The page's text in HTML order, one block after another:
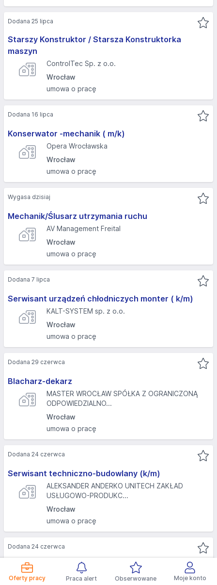
Oferty pracy Praca alert Obserwowane Moje konto
Starszy Konstruktor / Starsza Konstruktorka
maszyn
ControlTec Sp. z o.o.
Wrocław
umowa o pracę
Dodana 25 lipca
Konserwator -mechanik ( m/k)
Opera Wrocławska
Wrocław
umowa o pracę
Dodana 16 lipca
Mechanik/Ślusarz utrzymania ruchu
AV Management Freital
Wrocław
umowa o pracę
Wygasa dzisiaj
Serwisant urządzeń chłodniczych monter ( k/m)
KALT-SYSTEM sp. z o.o.
Wrocław
umowa o pracę
Dodana 7 lipca
Blacharz-dekarz
MASTER WROCŁAW SPÓŁKA Z OGRANICZONĄ
ODPOWIEDZIALNO...
Wrocław
umowa o pracę
Dodana 29 czerwca
Serwisant techniczno-budowlany (k/m)
ALEKSANDER ANDERKO UNITECH ZAKŁAD
USŁUGOWO-PRODUKC...
Wrocław
umowa o pracę
Dodana 24 czerwca
Asystent mechanika warsztatowego w branży
lotniczej
Dodana 24 czerwca